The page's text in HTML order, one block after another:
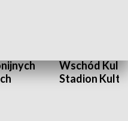
Wschód
Stadion